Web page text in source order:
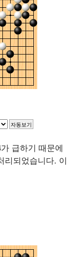
급하기 때문에
리되었습니다. 이